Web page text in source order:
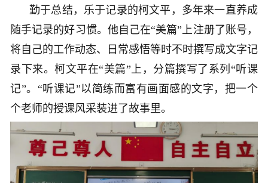
勤于总结，乐于记录的柯文平，多年来一直养成
随手记录的好习惯。他自己在“美篇”上注册了账号，
将自己的工作动态、日常感悟等时不时撰写成文字记
录下来。柯文平在“美篇”上，分篇撰写了系列“听课
记”。 “听课记”以简练而富有画面感的文字，把一个
个老师的授课风采装进了故事里。